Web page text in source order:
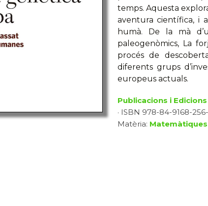
temps. Aquesta
aventura científica, i
humà. De la mà
paleogenòmics, La
procés de
diferents grups
europeus actuals.
Publicacions i
· ISBN 978-84-9168-256-
Matèria: